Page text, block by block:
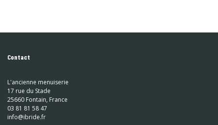
Contact
L'ancienne menuiserie
17 rue du Stade
25660 Fontain, France
03 81 81 58 47
info@ibride.fr